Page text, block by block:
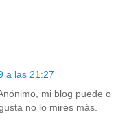
a las 21:27
mi blog puede o
no lo mires más.